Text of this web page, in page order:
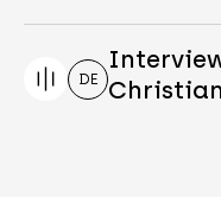
DE